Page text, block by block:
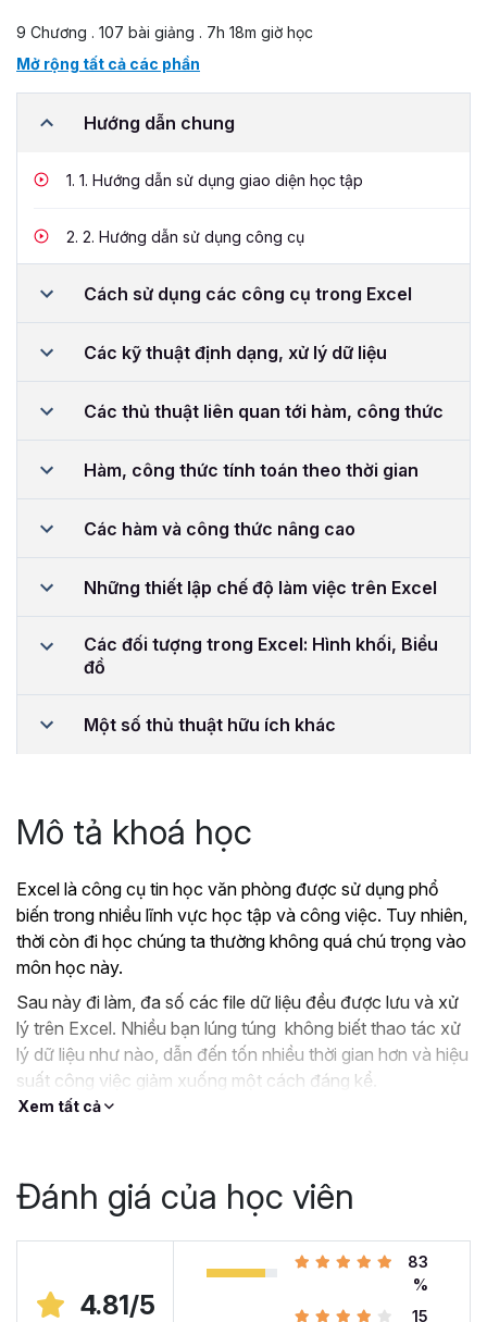
9 Chương . 107 bài giảng . 7h 18m giờ học
Mở rộng tất cả các phần
Hướng dẫn chung
1. 1. Hướng dẫn sử dụng giao diện học tập
2. 2. Hướng dẫn sử dụng công cụ
Cách sử dụng các công cụ trong Excel
Các kỹ thuật định dạng, xử lý dữ liệu
Các thủ thuật liên quan tới hàm, công thức
Hàm, công thức tính toán theo thời gian
Các hàm và công thức nâng cao
Những thiết lập chế độ làm việc trên Excel
Các đối tượng trong Excel: Hình khối, Biểu
đồ
Một số thủ thuật hữu ích khác
Mô tả khoá học
Excel là công cụ tin học văn phòng được sử dụng phổ
biến trong nhiều lĩnh vực học tập và công việc. Tuy nhiên,
thời còn đi học chúng ta thường không quá chú trọng vào
môn học này.
Sau này đi làm, đa số các file dữ liệu đều được lưu và xử
lý trên Excel. Nhiều bạn lúng túng không biết thao tác xử
lý dữ liệu như nào, dẫn đến tốn nhiều thời gian hơn và hiệu
suất công việc giảm xuống một cách đáng kể.
?Nếu như bạn:
Hoặc trước đây chỉ học lý thuyết nên không biết
Hoặc đã có kiến thức cơ bản về Excel và đang
muốn nâng cao kỹ năng của mình lên.
Xem tất cả
Đánh giá của học viên
4.81/5
83
%
15